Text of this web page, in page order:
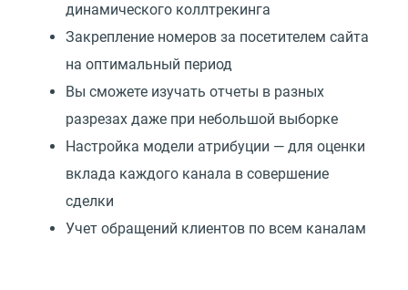
динамического коллтрекинга
Закрепление номеров за посетителем сайта
на оптимальный период
Вы сможете изучать отчеты в разных
разрезах даже при небольшой выборке
Настройка модели атрибуции — для оценки
вклада каждого канала в совершение
сделки
Учет обращений клиентов по всем каналам